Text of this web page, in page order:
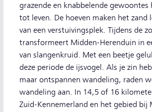
grazende en knabbelende gewoontes
tot leven. De hoeven maken het zand
van een verstuivingsplek. Tijdens de
transformeert Midden-Herenduin in
van slangenkruid. Met een beetje
deze periode de ijsvogel. Als je zin
maar ontspannen wandeling, raden
wandeling aan. In 14,5 of 16
Zuid-Kennemerland en het gebied bij